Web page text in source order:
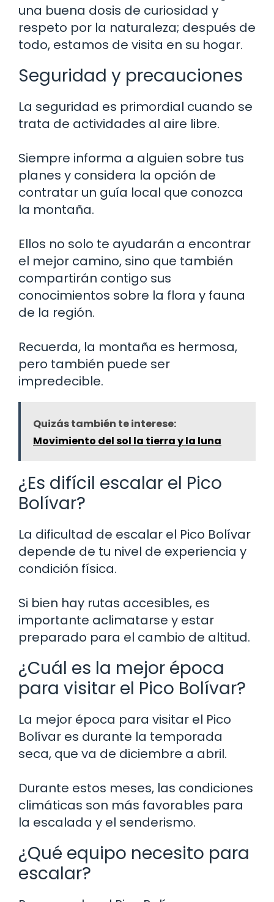
una buena dosis de curiosidad y
respeto por la naturaleza; después de
todo, estamos de visita en su hogar.
Seguridad y precauciones
La seguridad es primordial cuando se
trata de actividades al aire libre.
Siempre informa a alguien sobre tus
planes y considera la opción de
contratar un guía local que conozca
la montaña.
Ellos no solo te ayudarán a encontrar
el mejor camino, sino que también
compartirán contigo sus
conocimientos sobre la flora y fauna
de la región.
Recuerda, la montaña es hermosa,
pero también puede ser
impredecible.
Quizás también te interese:
Movimiento del sol la tierra y la luna
¿Es difícil escalar el Pico
Bolívar?
La dificultad de escalar el Pico Bolívar
depende de tu nivel de experiencia y
condición física.
Si bien hay rutas accesibles, es
importante aclimatarse y estar
preparado para el cambio de altitud.
¿Cuál es la mejor época
para visitar el Pico Bolívar?
La mejor época para visitar el Pico
Bolívar es durante la temporada
seca, que va de diciembre a abril.
Durante estos meses, las condiciones
climáticas son más favorables para
la escalada y el senderismo.
¿Qué equipo necesito para
escalar?